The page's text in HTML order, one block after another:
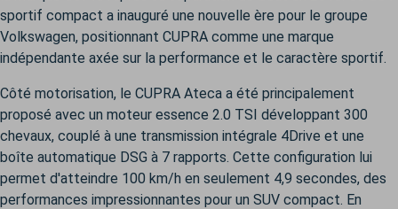
sportif compact a inauguré une nouvelle ère pour le groupe
Volkswagen, positionnant CUPRA comme une marque
indépendante axée sur la performance et le caractère sportif.
Côté motorisation, le CUPRA Ateca a été principalement
proposé avec un moteur essence 2.0 TSI développant 300
chevaux, couplé à une transmission intégrale 4Drive et une
boîte automatique DSG à 7 rapports. Cette configuration lui
permet d'atteindre 100 km/h en seulement 4,9 secondes, des
performances impressionnantes pour un SUV compact. En